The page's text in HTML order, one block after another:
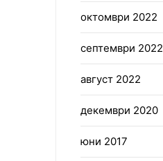
октомври 2022
септември 2022
август 2022
декември 2020
юни 2017